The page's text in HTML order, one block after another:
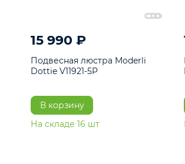
15 990 ₽
Подвесная люстра Moderli
Dottie V11921-5P
В корзину
На складе16шт